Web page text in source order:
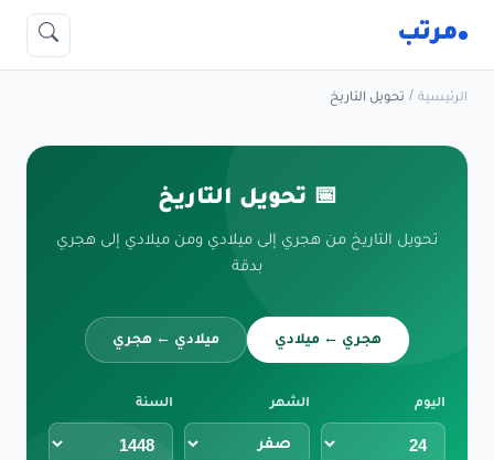
مرتب
الرئيسية / تحويل التاريخ
📅 تحويل التاريخ
تحويل التاريخ من هجري إلى ميلادي ومن ميلادي إلى هجري
بدقة
هجري ← ميلادي ميلادي ← هجري
اليوم الشهر السنة